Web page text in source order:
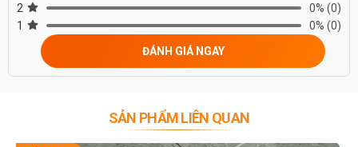
2
0% (0)
1
0% (0)
ĐÁNH GIÁ NGAY
SẢN PHẨM LIÊN QUAN